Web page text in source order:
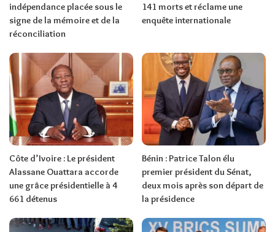
indépendance placée sous le
signe de la mémoire et de la
réconciliation
141 morts et réclame une
enquête internationale
Côte d’Ivoire : Le président
Alassane Ouattara accorde
une grâce présidentielle à 4
661 détenus
Bénin : Patrice Talon élu
premier président du Sénat,
deux mois après son départ de
la présidence